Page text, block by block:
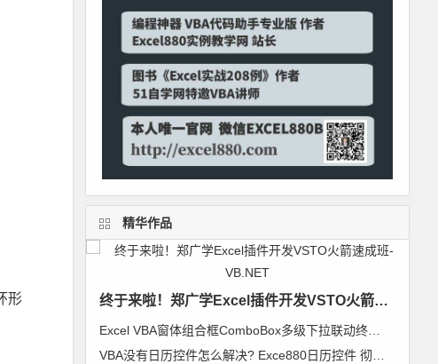
形
精华作品
终于来啦！郑广学Excel插件开发VSTO火箭速成班-VB.NET
Excel VBA窗体组合框ComboBox多级下拉联动终极解决方案 无限级别逐级加载 类模块通用组件
VBA没有日历控件怎么解决? Exce880日历控件 彻底解决日历控件兼容问题 郑广学作品